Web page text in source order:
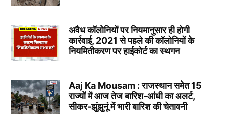
अवैध कॉलोनियों पर नियमानुसार ही होगी
कार्रवाई, 2021 से पहले की कॉलोनियों के
नियमितीकरण पर हाईकोर्ट का स्थगन
Aaj Ka Mousam : राजस्थान समेत 15
राज्यों में आज तेज बारिश-आंधी का अलर्ट,
सीकर-झुंझुनूं में भारी बारिश की चेतावनी